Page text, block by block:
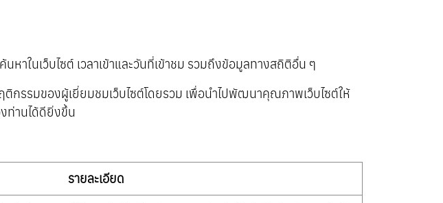
าในเว็บไซต์ เวลาเข้าและวันที่เข้าชม รวมถึงข้อมูลทางสถิติอื่น ๆ
ติกรรมของผู้เยี่ยมชมเว็บไซต์โดยรวม เพื่อนำไปพัฒนาคุณภาพเว็บไซต์ให้
ท่านได้ดียิ่งขึ้น
รายละเอียด